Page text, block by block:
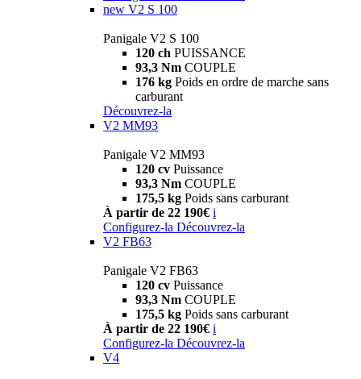
new V2 S 100
Panigale V2 S 100
120 ch PUISSANCE
93,3 Nm COUPLE
176 kg Poids en ordre de marche sans
carburant
Découvrez-la
V2 MM93
Panigale V2 MM93
120 cv Puissance
93,3 Nm COUPLE
175,5 kg Poids sans carburant
À partir de 22 190€ i
Configurez-la Découvrez-la
V2 FB63
Panigale V2 FB63
120 cv Puissance
93,3 Nm COUPLE
175,5 kg Poids sans carburant
À partir de 22 190€ i
Configurez-la Découvrez-la
V4